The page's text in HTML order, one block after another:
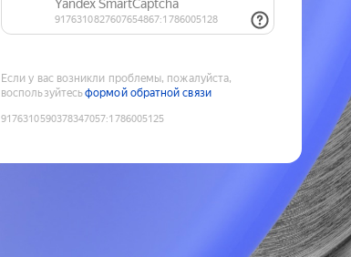
Если у вас возникли проблемы, пожалуйста,
воспользуйтесьформой обратной связи
9176310590378347057:1786005125